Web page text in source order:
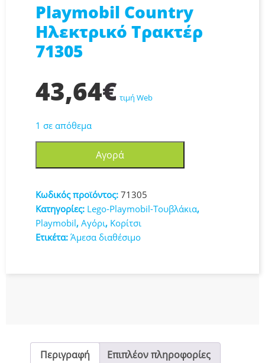
Playmobil Country
Ηλεκτρικό Τρακτέρ
71305
43,64€ τιμή Web
1 σε απόθεμα
Τρακτέρ
71305
ποσότητα
Αγορά
Κωδικός προϊόντος: 71305
Κατηγορίες: Lego-Playmobil-Τουβλάκια,
Playmobil, Αγόρι, Κορίτσι
Ετικέτα: Άμεσα διαθέσιμο
Περιγραφή
Επιπλέον πληροφορίες